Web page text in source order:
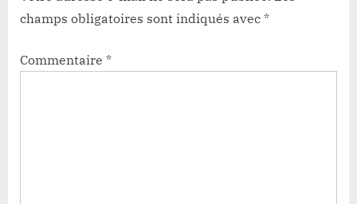
champs obligatoires sont indiqués avec *
Commentaire *